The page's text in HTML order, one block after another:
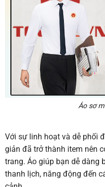
Áo sơ
Với sự linh hoạt và dễ phối
giản đã trở thành item nên
trang. Áo giúp bạn dễ dàng
thanh lịch, năng động đến